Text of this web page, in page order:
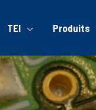
TEI Produits